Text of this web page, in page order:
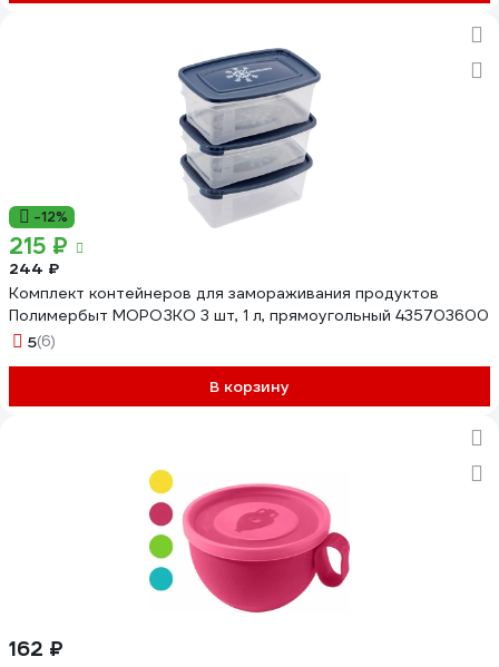
-12%
215 ₽
244 ₽
Комплект контейнеров для замораживания продуктов
Полимербыт МОРОЗКО 3 шт, 1 л, прямоугольный 435703600
5(6)
В корзину
162 ₽